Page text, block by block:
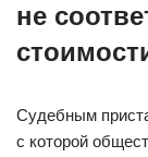
не
Судебным
с которой